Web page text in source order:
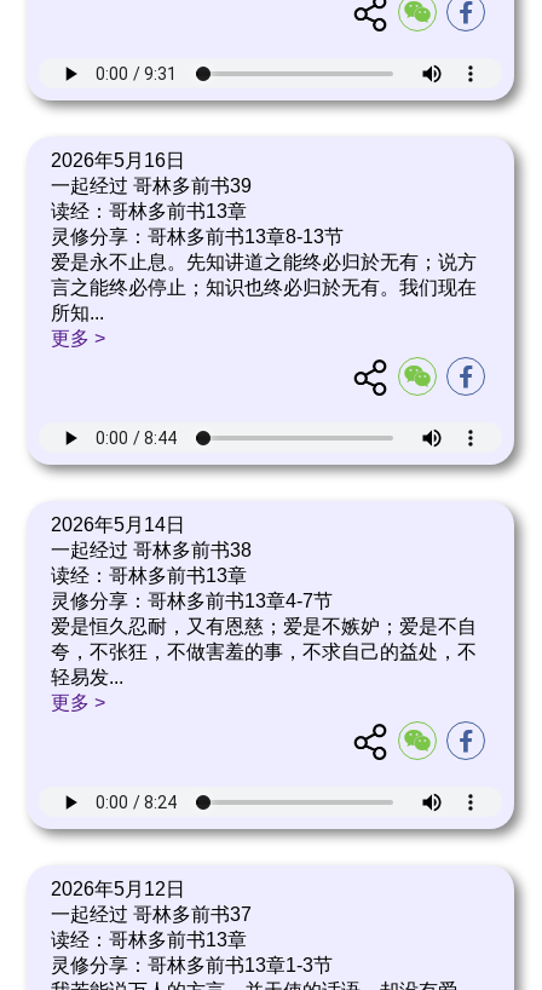
2026年5月16日
一起经过 哥林多前书39
读经：哥林多前书13章
灵修分享：哥林多前书13章8-13节
爱是永不止息。先知讲道之能终必归於无有；说方
言之能终必停止；知识也终必归於无有。我们现在
所知...
更多 >
2026年5月14日
一起经过 哥林多前书38
读经：哥林多前书13章
灵修分享：哥林多前书13章4-7节
爱是恒久忍耐，又有恩慈；爱是不嫉妒；爱是不自
夸，不张狂，不做害羞的事，不求自己的益处，不
轻易发...
更多 >
2026年5月12日
一起经过 哥林多前书37
读经：哥林多前书13章
灵修分享：哥林多前书13章1-3节